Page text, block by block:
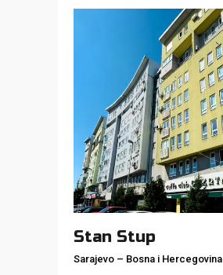
Stan Stup
Sarajevo – Bosna i Hercegovina